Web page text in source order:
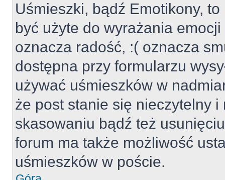
Uśmieszki, bądź Emotikony,
być użyte do wyrażania
oznacza radość, :( oznacza
dostępna przy formularzu
używać uśmieszków w
że post stanie się nieczytelny
skasowaniu bądź też
forum ma także możliwość
uśmieszków w poście.